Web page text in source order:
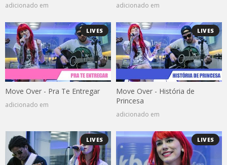
adicionado em adicionado em
LIVES
Move Over - Pra Te Entregar
adicionado em
LIVES
Move Over - História de
Princesa
adicionado em
LIVES LIVES